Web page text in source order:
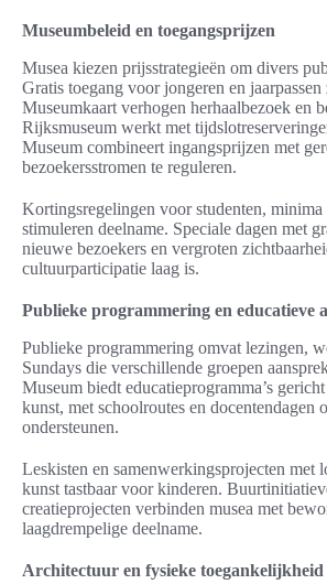
Museumbeleid en toegangsprijzen
Musea kiezen prijsstrategieën om divers
Gratis toegang voor jongeren en jaarpassen
Museumkaart verhogen herhaalbezoek en
Rijksmuseum werkt met
Museum combineert ingangsprijzen met
bezoekersstromen te reguleren.
Kortingsregelingen voor studenten, minima
stimuleren deelname. Speciale dagen met
nieuwe bezoekers en vergroten
cultuurparticipatie laag is.
Publieke programmering en educatieve
Publieke programmering omvat lezingen,
Sundays die verschillende groepen
Museum biedt educatieprogramma’s
kunst, met schoolroutes en docentendagen
ondersteunen.
Leskisten en samenwerkingsprojecten met
kunst tastbaar voor kinderen.
creatieprojecten verbinden musea met
laagdrempelige deelname.
Architectuur en fysieke toegankelijkheid